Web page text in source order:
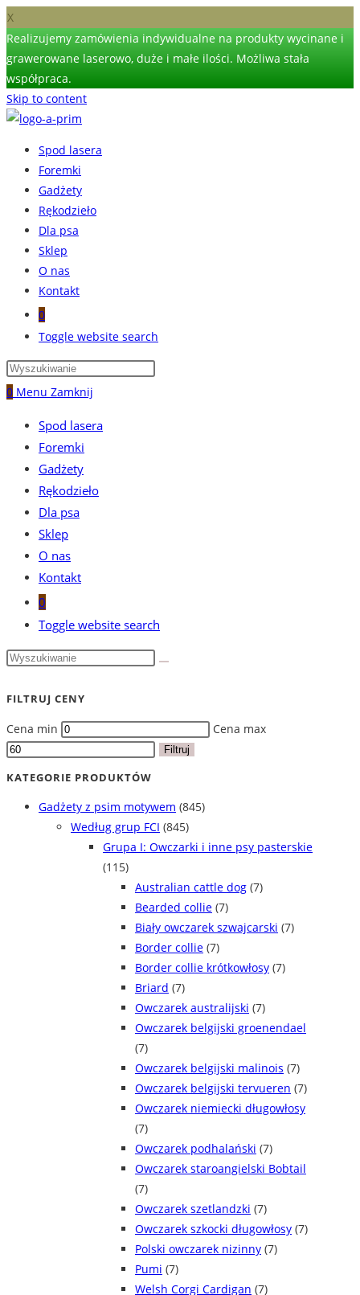
X
Realizujemy zamówienia indywidualne na produkty wycinane i
grawerowane laserowo, duże i małe ilości. Możliwa stała
współpraca.
Skip to content
Spod lasera
Foremki
Gadżety
Rękodzieło
Dla psa
Sklep
O nas
Kontakt
0
Toggle website search
0 Menu Zamknij
Spod lasera
Foremki
Gadżety
Rękodzieło
Dla psa
Sklep
O nas
Kontakt
0
Toggle website search
FILTRUJ CENY
Cena min Cena max
Filtruj
KATEGORIE PRODUKTÓW
Gadżety z psim motywem (845)
Według grup FCI (845)
Grupa I: Owczarki i inne psy pasterskie
(115)
Australian cattle dog (7)
Bearded collie (7)
Biały owczarek szwajcarski (7)
Border collie (7)
Border collie krótkowłosy (7)
Briard (7)
Owczarek australijski (7)
Owczarek belgijski groenendael
(7)
Owczarek belgijski malinois (7)
Owczarek belgijski tervueren (7)
Owczarek niemiecki długowłosy
(7)
Owczarek podhalański (7)
Owczarek staroangielski Bobtail
(7)
Owczarek szetlandzki (7)
Owczarek szkocki długowłosy (7)
Polski owczarek nizinny (7)
Pumi (7)
Welsh Corgi Cardigan (7)